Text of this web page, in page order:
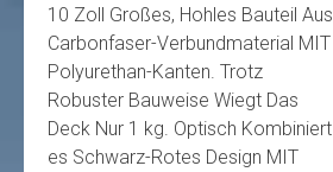
10 Zoll Großes, Hohles Bauteil Aus
Carbonfaser-Verbundmaterial MIT
Polyurethan-Kanten. Trotz
Robuster Bauweise Wiegt Das
Deck Nur 1 kg. Optisch Kombiniert
es Schwarz-Rotes Design MIT